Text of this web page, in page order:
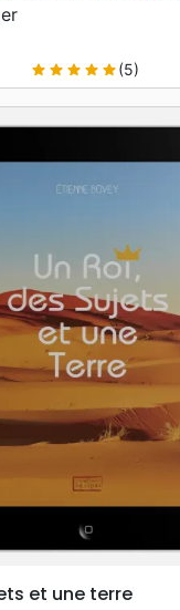
star star star star star(5)
et une terre